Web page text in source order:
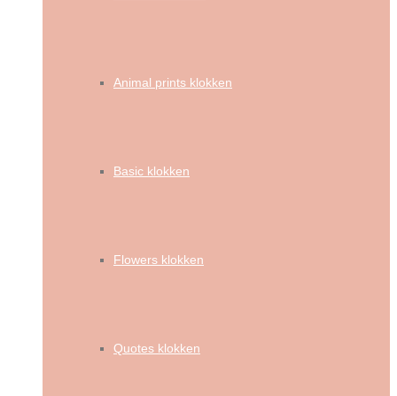
Animal prints klokken
Basic klokken
Flowers klokken
Quotes klokken